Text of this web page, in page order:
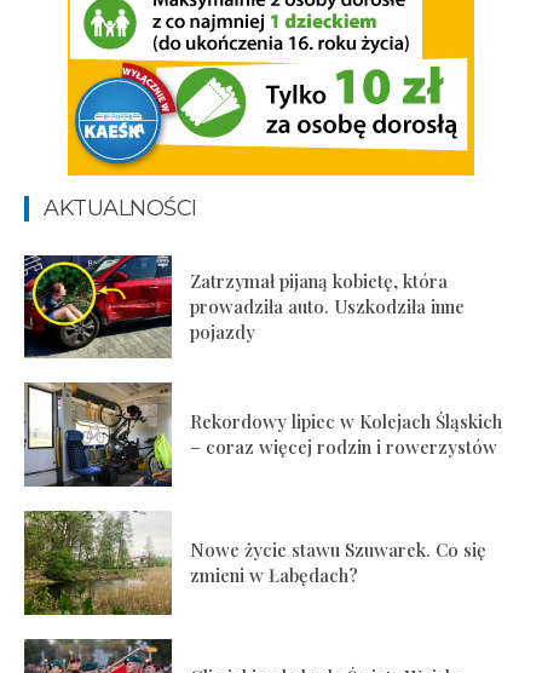
AKTUALNOŚCI
Zatrzymał pijaną kobietę, która
prowadziła auto. Uszkodziła inne
pojazdy
Rekordowy lipiec w Kolejach Śląskich
– coraz więcej rodzin i rowerzystów
Nowe życie stawu Szuwarek. Co się
zmieni w Łabędach?